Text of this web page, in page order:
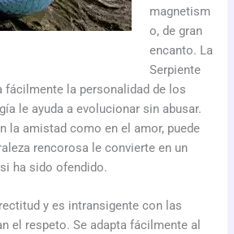
magnetism
o, de gran
encanto. La
Serpiente
fácilmente la personalidad de los
le ayuda a evolucionar sin abusar.
la amistad como en el amor, puede
rencorosa le convierte en un
ha sido ofendido.
y es intransigente con las
el respeto. Se adapta fácilmente al